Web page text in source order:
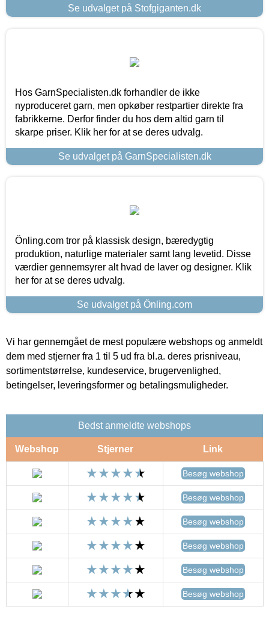
Se udvalget på Stofgiganten.dk
Hos GarnSpecialisten.dk forhandler de ikke
nyproduceret garn, men opkøber restpartier direkte fra
fabrikkerne. Derfor finder du hos dem altid garn til
skarpe priser. Klik her for at se deres udvalg.
Se udvalget på GarnSpecialisten.dk
Önling.com tror på klassisk design, bæredygtig
produktion, naturlige materialer samt lang levetid. Disse
værdier gennemsyrer alt hvad de laver og designer. Klik
her for at se deres udvalg.
Se udvalget på Önling.com
Vi har gennemgået de mest populære webshops og anmeldt
dem med stjerner fra 1 til 5 ud fra bl.a. deres prisniveau,
sortimentstørrelse, kundeservice, brugervenlighed,
betingelser, leveringsformer og betalingsmuligheder.
Bedst anmeldte webshops
Webshop Stjerner Link
Besøg webshop
Besøg webshop
Besøg webshop
Besøg webshop
Besøg webshop
Besøg webshop